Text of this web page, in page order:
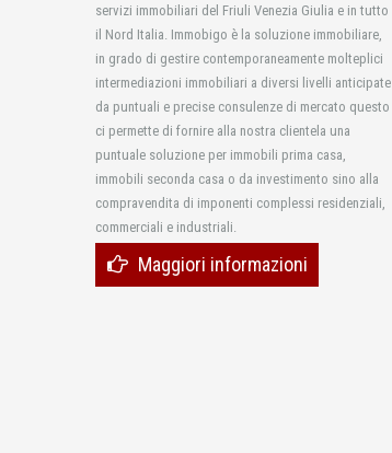
servizi immobiliari del Friuli Venezia Giulia e in tutto
il Nord Italia. Immobigo è la soluzione immobiliare,
in grado di gestire contemporaneamente molteplici
intermediazioni immobiliari a diversi livelli anticipate
da puntuali e precise consulenze di mercato questo
ci permette di fornire alla nostra clientela una
puntuale soluzione per immobili prima casa,
immobili seconda casa o da investimento sino alla
compravendita di imponenti complessi residenziali,
commerciali e industriali.
Maggiori informazioni